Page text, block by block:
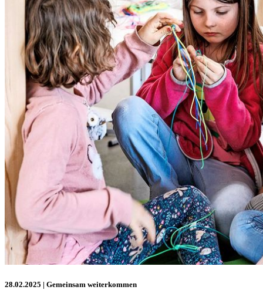
28.02.2025 | Gemeinsam weiterkommen